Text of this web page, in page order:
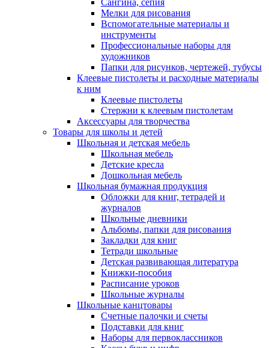
Сангина, сепия
Мелки для рисования
Вспомогательные материалы и
инструменты
Профессиональные наборы для
художников
Папки для рисунков, чертежей, тубусы
Клеевые пистолеты и расходные материалы
к ним
Клеевые пистолеты
Стержни к клеевым пистолетам
Аксессуары для творчества
Товары для школы и детей
Школьная и детская мебель
Школьная мебель
Детские кресла
Дошкольная мебель
Школьная бумажная продукция
Обложки для книг, тетрадей и
журналов
Школьные дневники
Альбомы, папки для рисования
Закладки для книг
Тетради школьные
Детская развивающая литература
Книжки-пособия
Расписание уроков
Школьные журналы
Школьные канцтовары
Счетные палочки и счеты
Подставки для книг
Наборы для первоклассников